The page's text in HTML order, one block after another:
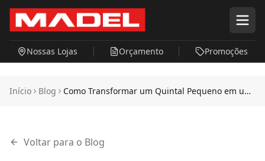
Pular para o conteúdo principal
Nossas Lojas Orçamento Promoções
Início Blog
Como Transformar um Quintal Pequeno em um
Voltar para o Blog